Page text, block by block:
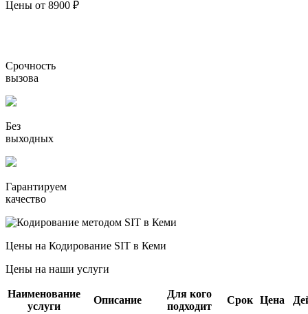
Цены от 8900 ₽
Срочность
вызова
Без
выходных
Гарантируем
качество
Цены на Кодирование SIT в Кеми
Цены на наши услуги
Наименование
услуги
Описание
Для кого
подходит
Срок Цена